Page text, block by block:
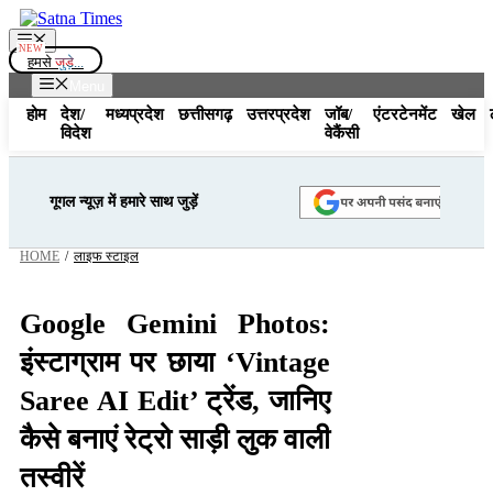
Skip
to
content
Menu
हमसे जुड़े...
होम
देश/
विदेश
मध्यप्रदेश छत्तीसगढ़ उत्तरप्रदेश
जॉब/
वेकैंसी
एंटरटेनमेंट खेल
गूगल न्यूज़ में हमारे साथ जुड़ें
HOME / लाइफ स्टाइल
Google Gemini Photos:
इंस्टाग्राम पर छाया ‘Vintage
Saree AI Edit’ ट्रेंड, जानिए
कैसे बनाएं रेट्रो साड़ी लुक वाली
तस्वीरें